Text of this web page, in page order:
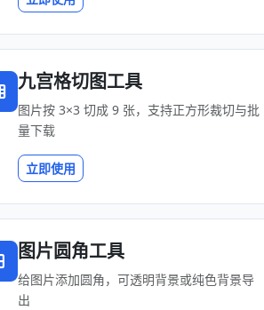
九宫格切图工具
图片按 3×3 切成 9 张，支持正方形裁切与批
量下载
立即使用
图片圆角工具
给图片添加圆角，可透明背景或纯色背景导
出